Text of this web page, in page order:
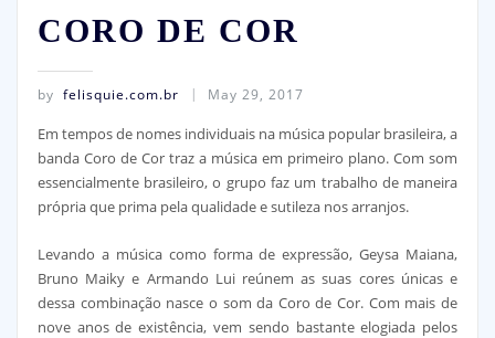
CORO DE COR
by felisquie.com.br May 29, 2017
Em tempos de nomes individuais na música popular brasileira, a
banda Coro de Cor traz a música em primeiro plano. Com som
essencialmente brasileiro, o grupo faz um trabalho de maneira
própria que prima pela qualidade e sutileza nos arranjos.
Levando a música como forma de expressão, Geysa Maiana,
Bruno Maiky e Armando Lui reúnem as suas cores únicas e
dessa combinação nasce o som da Coro de Cor. Com mais de
nove anos de existência, vem sendo bastante elogiada pelos